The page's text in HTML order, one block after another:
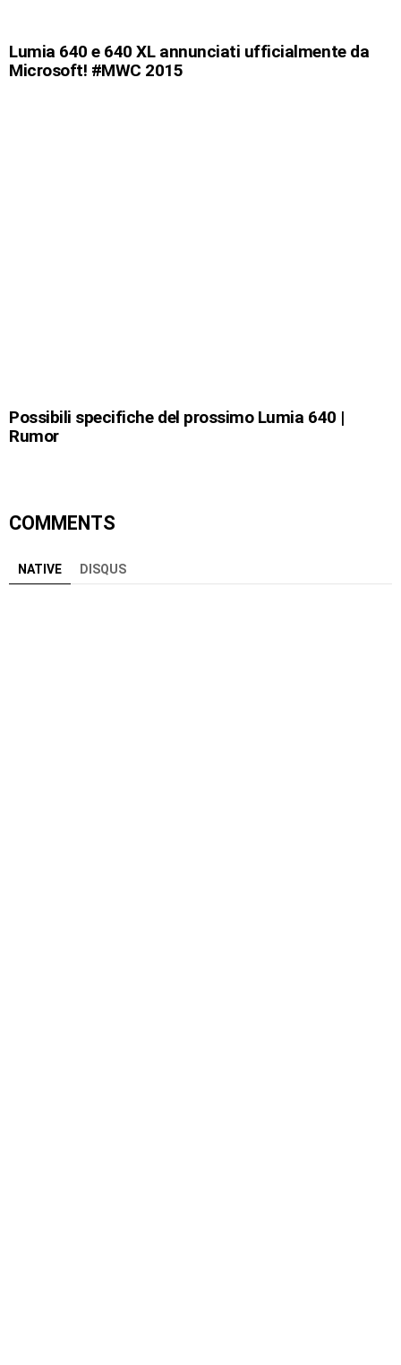
Lumia 640 e 640 XL annunciati ufficialmente da
Microsoft! #MWC 2015
Possibili specifiche del prossimo Lumia 640 |
Rumor
COMMENTS
NATIVE DISQUS